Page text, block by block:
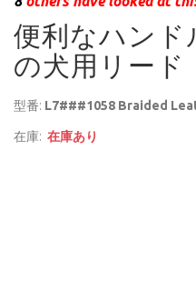
便利なハンド
の犬用リード
型番: L7###1058 Braided
在庫: 在庫あり